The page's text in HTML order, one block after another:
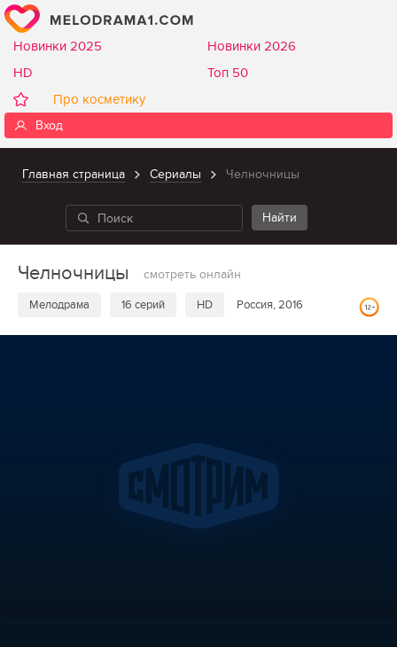
Новинки 2025
Новинки 2026
HD
Топ 50
Про косметику
Вход
Главная страница Сериалы Челночницы
Челночницы смотреть онлайн
Мелодрама 16 серий HD Россия, 2016